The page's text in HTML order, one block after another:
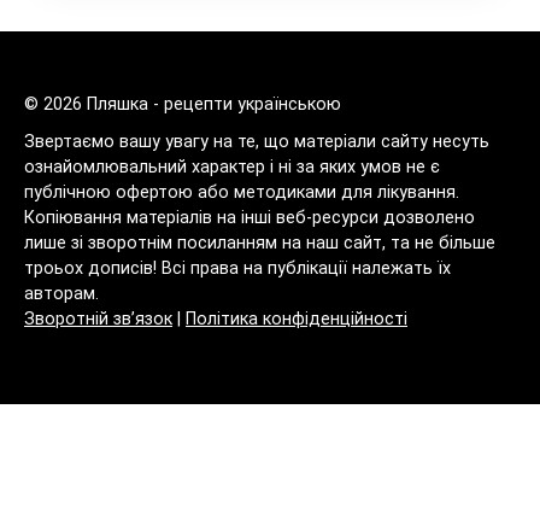
© 2026 Пляшка - рецепти українською
Звертаємо вашу увагу на те, що матеріали сайту несуть
ознайомлювальний характер і ні за яких умов не є
публічною офертою або методиками для лікування.
Копіювання матеріалів на інші веб-ресурси дозволено
лише зі зворотнім посиланням на наш сайт, та не більше
троьох дописів! Всі права на публікації належать їх
авторам.
Зворотній зв’язок
Політика конфіденційності